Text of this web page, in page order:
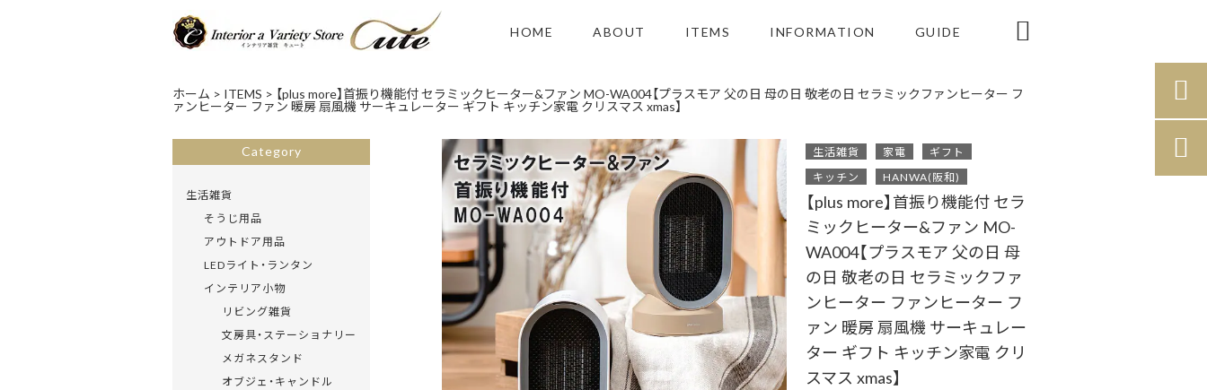
HOME ABOUT ITEMS INFORMATION GUIDE 
ホーム > ITEMS > 【plus more】首振り機能付 セラミックヒーター&ファン MO-WA004【プラスモア 父の日 母の日 敬老の日 セラミックファンヒーター フ
ァンヒーター ファン 暖房 扇風機 サーキュレーター ギフト キッチン家電 クリスマス xmas】
生活雑貨 家電
ギフト
キッチン
HANWA(阪和)
【plus more】首振り機能付 セラ
ミックヒーター&ファン MO-
WA004【プラスモア 父の日 母
の日 敬老の日 セラミックファ
ンヒーター ファンヒーター フ
ァン 暖房 扇風機 サーキュレー
ター ギフト キッチン家電 クリ
スマス xmas】
Category
生活雑貨
そうじ用品
アウトドア用品
LEDライト・ランタン
インテリア小物
リビング雑貨
文房具・ステーショナリー
メガネスタンド
オブジェ・キャンドル

